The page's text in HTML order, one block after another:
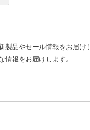
製品やセール情報をお届け
情報をお届けします。